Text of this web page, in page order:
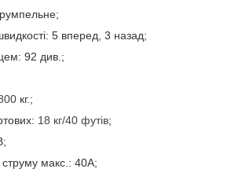
5 вперед, 3 назад;
92 див.;
кг.;
18 кг/40 футів;
макс.: 40А;